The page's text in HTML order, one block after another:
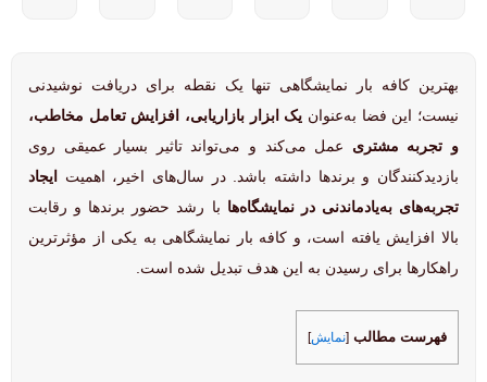
بهترین کافه بار نمایشگاهی تنها یک نقطه برای دریافت نوشیدنی
نیست؛ این فضا به‌عنوان یک ابزار بازاریابی، افزایش تعامل مخاطب،
و تجربه مشتری عمل می‌کند و می‌تواند تاثیر بسیار عمیقی روی
بازدیدکنندگان و برندها داشته باشد. در سال‌های اخیر، اهمیت
ایجاد
تجربه‌های به‌یادماندنی در نمایشگاه‌ها با رشد حضور برندها و رقابت
بالا افزایش یافته است، و کافه بار نمایشگاهی به یکی از مؤثرترین
راهکارها برای رسیدن به این هدف تبدیل شده است.
فهرست مطالب [نمایش]